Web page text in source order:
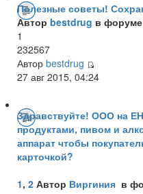
Полезные советы!
Автор bestdrug в форуме
1
232567
Автор bestdrug
27 авг 2015, 04:24
Здравствуйте! ООО на
продуктами, пивом и
аппарат чтобы
карточкой?
1, 2 Автор Виргиния в